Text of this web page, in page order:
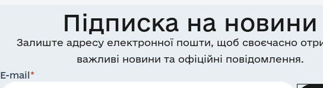
Підписка на новини
Залиште адресу електронної пошти, щоб своєчасно
важливі новини та офіційні повідомлення.
E-mail*